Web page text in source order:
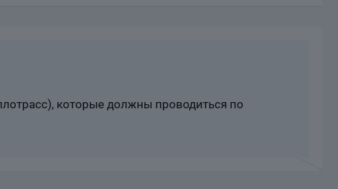
которые должны проводиться по